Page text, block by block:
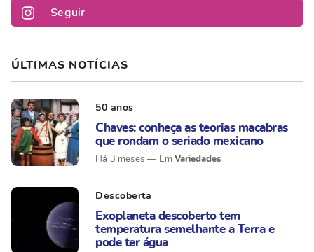
Seguir
ÚLTIMAS NOTÍCIAS
50 anos
Chaves: conheça as teorias macabras
que rondam o seriado mexicano
Há 3 meses Variedades
Descoberta
Exoplaneta descoberto tem
temperatura semelhante a Terra e
pode ter água